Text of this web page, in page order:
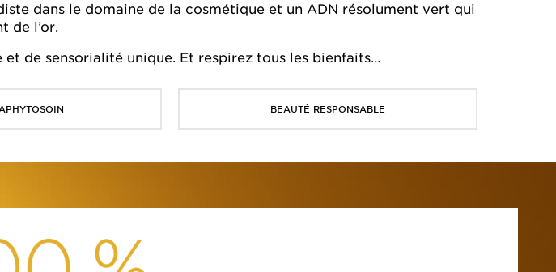
dans le domaine de la cosmétique et un ADN résolument vert qui
de l’or.
de sensorialité unique. Et respirez tous les bienfaits…
BEAUTÉ RESPONSABLE